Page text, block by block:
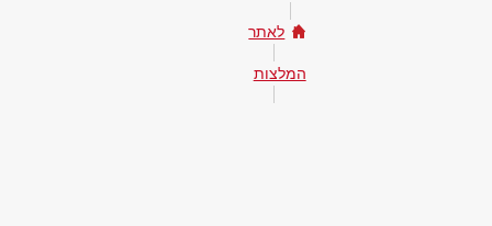
לאתר
המלצות